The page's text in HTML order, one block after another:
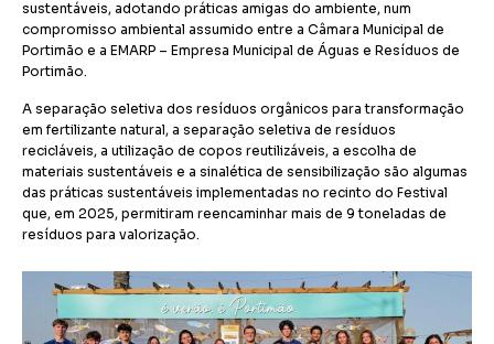
sustentáveis, adotando práticas amigas do ambiente, num
compromisso ambiental assumido entre a Câmara Municipal de
Portimão e a EMARP – Empresa Municipal de Águas e Resíduos de
Portimão.
A separação seletiva dos resíduos orgânicos para transformação
em fertilizante natural, a separação seletiva de resíduos
recicláveis, a utilização de copos reutilizáveis, a escolha de
materiais sustentáveis e a sinalética de sensibilização são algumas
das práticas sustentáveis implementadas no recinto do Festival
que, em 2025, permitiram reencaminhar mais de 9 toneladas de
resíduos para valorização.